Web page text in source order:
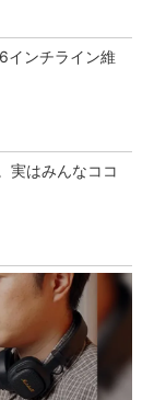
インチライン維
実はみんなココ